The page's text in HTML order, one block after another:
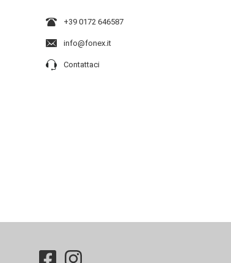
+39 0172 646587
info@fonex.it
Contattaci